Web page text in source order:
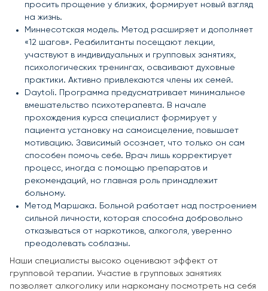
просить прощение у близких, формирует новый взгляд
на жизнь.
Миннесотская модель. Метод расширяет и дополняет
«12 шагов». Реабилитанты посещают лекции,
участвуют в индивидуальных и групповых занятиях,
психологических тренингах, осваивают духовные
практики. Активно привлекаются члены их семей.
Daytoli. Программа предусматривает минимальное
вмешательство психотерапевта. В начале
прохождения курса специалист формирует у
пациента установку на самоисцеление, повышает
мотивацию. Зависимый осознает, что только он сам
способен помочь себе. Врач лишь корректирует
процесс, иногда с помощью препаратов и
рекомендаций, но главная роль принадлежит
больному.
Метод Маршака. Больной работает над построением
сильной личности, которая способна добровольно
отказываться от наркотиков, алкоголя, уверенно
преодолевать соблазны.
Наши специалисты высоко оценивают эффект от
групповой терапии. Участие в групповых занятиях
позволяет алкоголику или наркоману посмотреть на себя